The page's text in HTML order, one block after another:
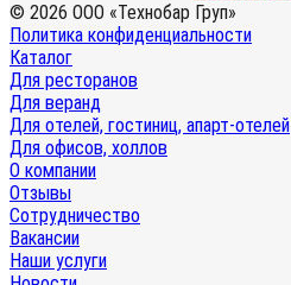
© 2026 ООО «Технобар Груп»
Политика конфиденциальности
Каталог
Для ресторанов
Для веранд
Для отелей, гостиниц, апарт-отелей
Для офисов, холлов
О компании
Отзывы
Сотрудничество
Вакансии
Наши услуги